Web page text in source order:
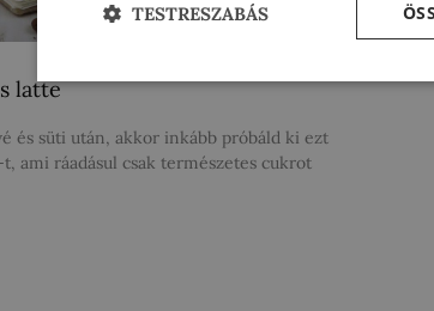
latte
és süti után, akkor inkább próbáld ki ezt
ami ráadásul csak természetes cukrot
TESTRESZABÁS